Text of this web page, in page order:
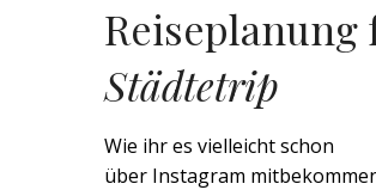
Reiseplanung
Städtetrip
Wie ihr es vielleicht schon
über Instagram